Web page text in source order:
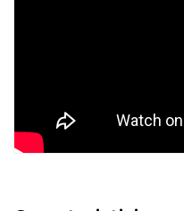
- Evitati contactul direct
sau alte elemente